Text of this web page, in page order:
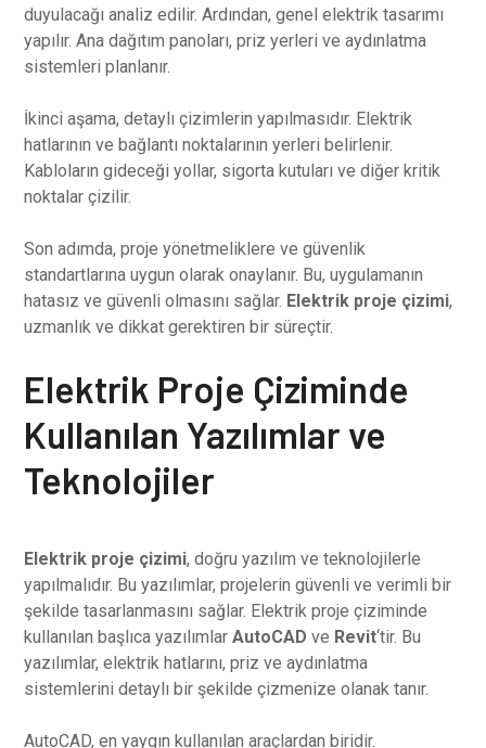
duyulacağı analiz edilir. Ardından, genel elektrik tasarımı
yapılır. Ana dağıtım panoları, priz yerleri ve aydınlatma
sistemleri planlanır.
İkinci aşama, detaylı çizimlerin yapılmasıdır. Elektrik
hatlarının ve bağlantı noktalarının yerleri belirlenir.
Kabloların gideceği yollar, sigorta kutuları ve diğer kritik
noktalar çizilir.
Son adımda, proje yönetmeliklere ve güvenlik
standartlarına uygun olarak onaylanır. Bu, uygulamanın
hatasız ve güvenli olmasını sağlar. Elektrik proje çizimi,
uzmanlık ve dikkat gerektiren bir süreçtir.
Elektrik Proje Çiziminde
Kullanılan Yazılımlar ve
Teknolojiler
Elektrik proje çizimi, doğru yazılım ve teknolojilerle
yapılmalıdır. Bu yazılımlar, projelerin güvenli ve verimli bir
şekilde tasarlanmasını sağlar. Elektrik proje çiziminde
kullanılan başlıca yazılımlarAutoCAD ve Revit‘tir. Bu
yazılımlar, elektrik hatlarını, priz ve aydınlatma
sistemlerini detaylı bir şekilde çizmenize olanak tanır.
AutoCAD, en yaygın kullanılan araçlardan biridir.